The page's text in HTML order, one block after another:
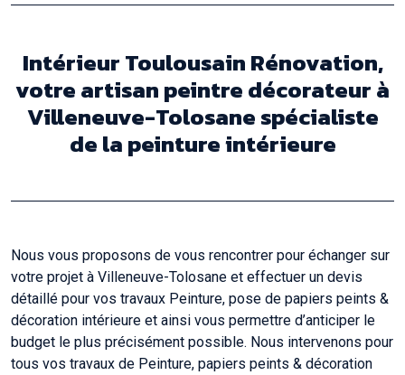
Intérieur Toulousain Rénovation,
votre artisan peintre décorateur à
Villeneuve-Tolosane spécialiste
de la peinture intérieure
Nous vous proposons de vous rencontrer pour échanger sur
votre projet à Villeneuve-Tolosane et effectuer un devis
détaillé pour vos travaux Peinture, pose de papiers peints &
décoration intérieure et ainsi vous permettre d’anticiper le
budget le plus précisément possible. Nous intervenons pour
tous vos travaux de Peinture, papiers peints & décoration